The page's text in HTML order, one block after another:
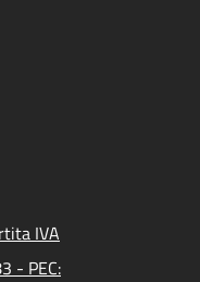
IVA
- PEC: